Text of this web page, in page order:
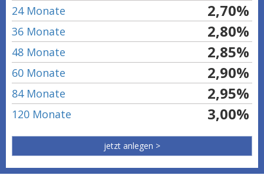
24 Monate 2,70%
36 Monate 2,80%
48 Monate 2,85%
60 Monate 2,90%
84 Monate 2,95%
120 Monate 3,00%
jetzt anlegen >